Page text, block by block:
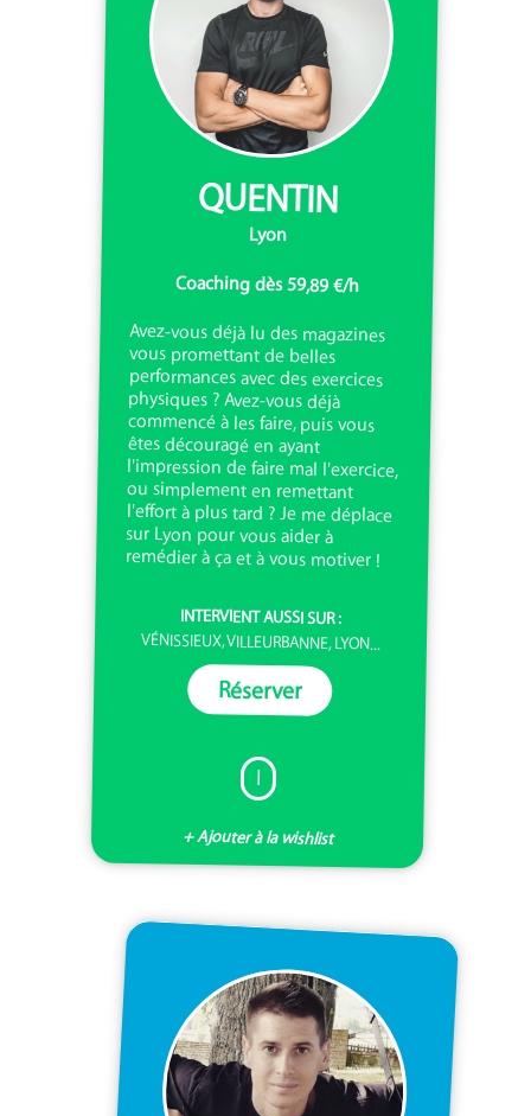
QUENTIN
Lyon
Coaching dès 59,89 €/h
Avez-vous déjà lu des magazines
vous promettant de belles
performances avec des exercices
physiques ? Avez-vous déjà
commencé à les faire, puis vous
êtes découragé en ayant
l'impression de faire mal l'exercice,
ou simplement en remettant
l'effort à plus tard ? Je me déplace
sur Lyon pour vous aider à
remédier à ça et à vous motiver !
INTERVIENT AUSSI SUR :
VÉNISSIEUX, VILLEURBANNE, LYON...
Réserver
I
+ Ajouter à la wishlist